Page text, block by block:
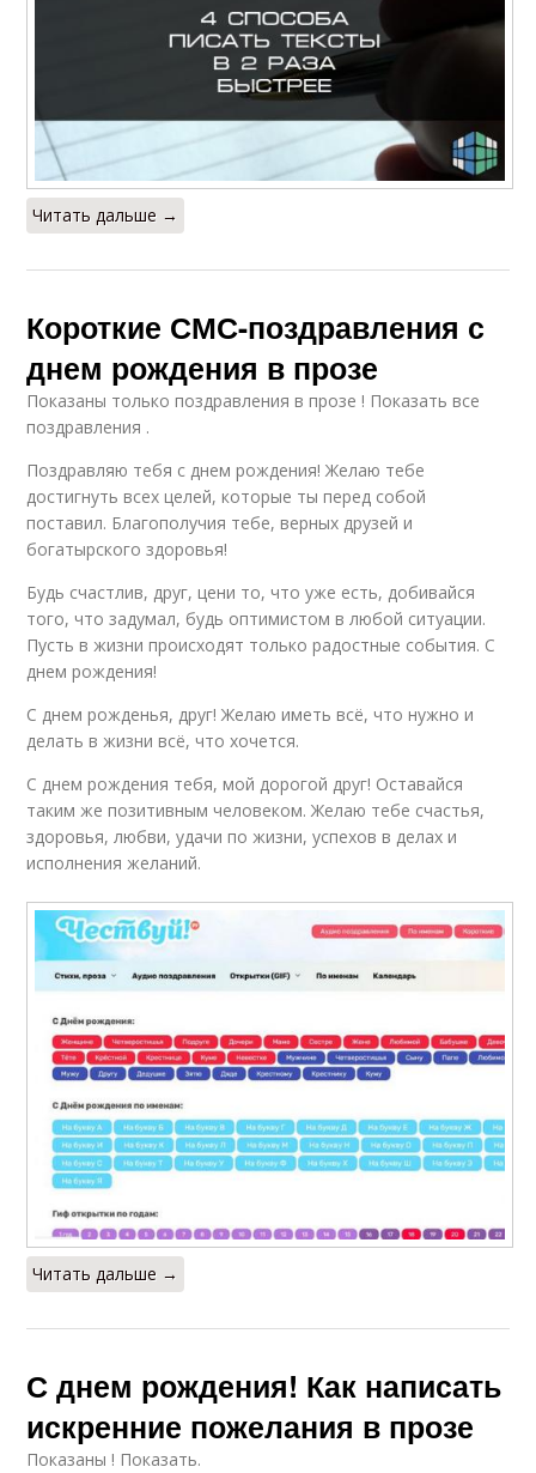
Читать дальше →
Короткие СМС-поздравления с
днем рождения в прозе
Показаны только поздравления в прозе ! Показать все
поздравления .
Поздравляю тебя с днем рождения! Желаю тебе
достигнуть всех целей, которые ты перед собой
поставил. Благополучия тебе, верных друзей и
богатырского здоровья!
Будь счастлив, друг, цени то, что уже есть, добивайся
того, что задумал, будь оптимистом в любой ситуации.
Пусть в жизни происходят только радостные события. С
днем рождения!
С днем рожденья, друг! Желаю иметь всё, что нужно и
делать в жизни всё, что хочется.
С днем рождения тебя, мой дорогой друг! Оставайся
таким же позитивным человеком. Желаю тебе счастья,
здоровья, любви, удачи по жизни, успехов в делах и
исполнения желаний.
Читать дальше →
С днем рождения! Как написать
искренние пожелания в прозе
Показаны ! Показать.